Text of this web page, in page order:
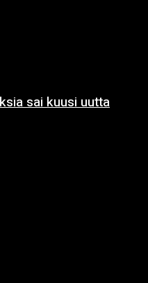
sai kuusi uutta